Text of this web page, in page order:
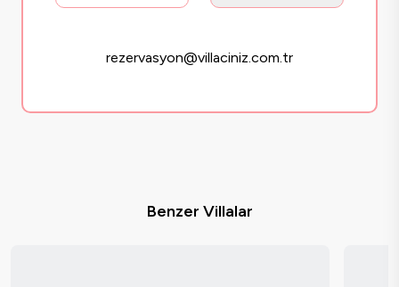
rezervasyon@villaciniz.com.tr
Benzer Villalar